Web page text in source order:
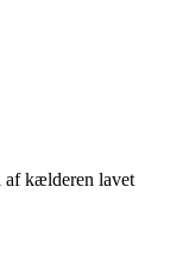
af kælderen lavet